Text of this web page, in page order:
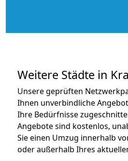
Weitere Städte in
Unsere geprüften
Ihnen unverbindliche
Ihre Bedürfnisse
Angebote sind kostenlos,
Sie einen Umzug innerhalb
oder außerhalb Ihres